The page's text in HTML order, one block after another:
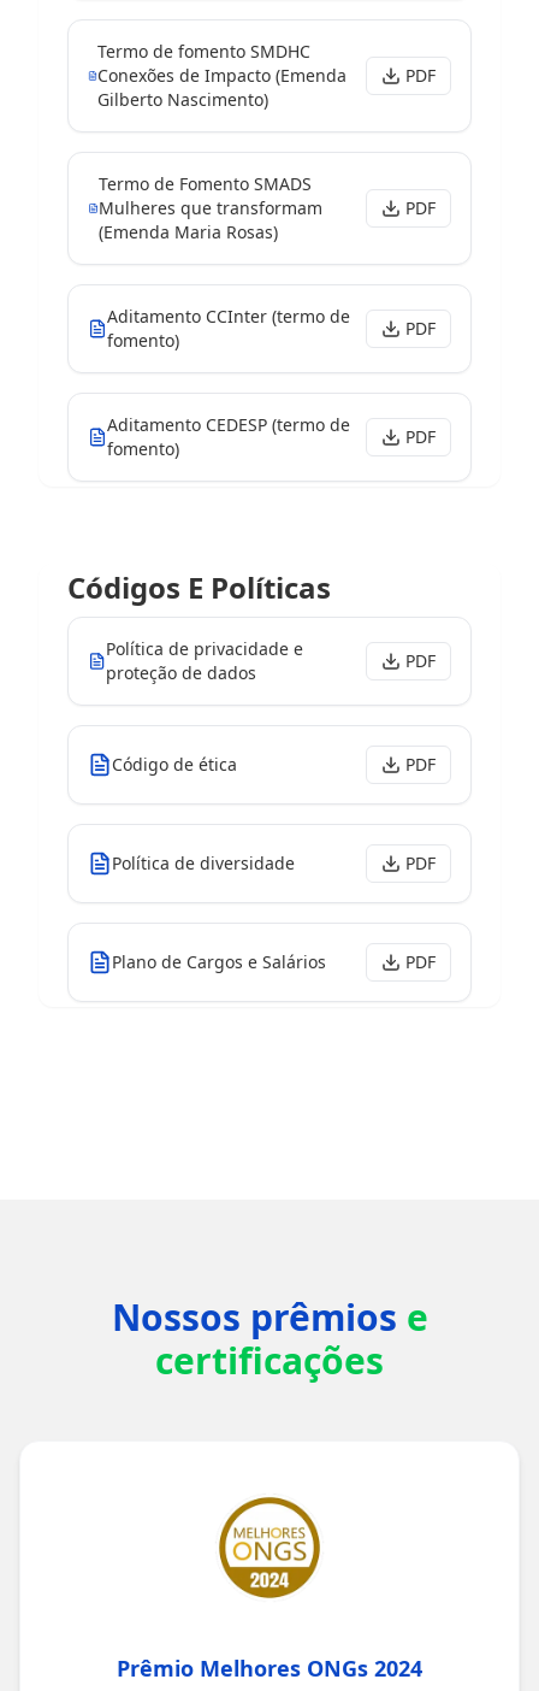
Termo de fomento SMDHC
Conexões de Impacto (Emenda
Gilberto Nascimento)
PDF
Termo de Fomento SMADS
Mulheres que transformam
(Emenda Maria Rosas)
PDF
Aditamento CCInter (termo de
fomento)
PDF
Aditamento CEDESP (termo de
fomento)
PDF
Códigos E Políticas
Política de privacidade e
proteção de dados
PDF
Código de ética PDF
Política de diversidade PDF
Plano de Cargos e Salários PDF
Nossos prêmios e
certificações
Prêmio Melhores ONGs 2024